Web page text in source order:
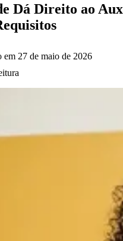
Dá Direito ao
em 27 de maio de 2026